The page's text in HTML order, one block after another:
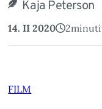
Kaja Peterson
14. II 2020 2
FILM